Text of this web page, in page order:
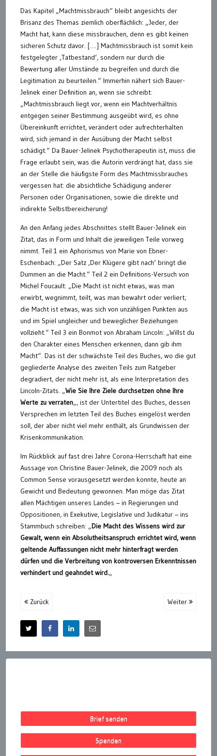
Das Kapitel „Machtmissbrauch“ bleibt angesichts der
Brisanz des Themas ziemlich oberflächlich: „Jeder, der
Macht hat, kann diese missbrauchen, denn es gibt keinen
sicheren Schutz davor. [….] Machtmissbrauch ist somit kein
festgelegter ‚Tatbestand‘, sondern nur durch die
Bewertung aller Umstände zu begreifen und durch die
Legitimation zu beurteilen.“ Immerhin nähert sich Bauer-
Jelinek einer Definition an, wenn sie schreibt:
„Machtmissbrauch liegt vor, wenn ein Machtverhältnis
entgegen seiner Bestimmung ausgeübt wird, es ohne
Übereinkunft errichtet, verändert oder aufrechterhalten
wird, sich jemand in der Ausübung der Macht selbst
schädigt.“ Da Bauer-Jelinek Psychotherapeutin ist, muss die
Frage erlaubt sein, was die Autorin verdrängt hat, dass sie
an der Stelle die häufigste Form des Machtmissbrauches
vergessen hat: die absichtliche Schädigung anderer
Personen oder Organisationen, sowie die direkte und
indirekte Selbstbereicherung!
An den Anfang jedes Abschnittes stellt Bauer-Jelinek ein
Zitat, das in Form und Inhalt die jeweiligen Teile vorweg
nimmt. Teil 1 ein Aphorismus von Marie von Ebner-
Eschenbach: „Der Satz ‚Der Klügere gibt nach‘ bringt die
Dummen an die Macht.“ Teil 2 ein Definitions-Versuch von
Michel Foucault: „Die Macht ist nicht etwas, was man
erwirbt, wegnimmt, teilt, was man bewahrt oder verliert;
die Macht ist etwas, was sich von unzähligen Punkten aus
und im Spiel ungleicher und beweglicher Beziehungen
vollzieht.“ Teil 3 ein Bonmot von Abraham Lincoln: „Willst du
den Charakter eines Menschen erkennen, dann gib ihm
Macht“. Das ist der schwächste Teil des Buches, wo die gut
gegliederte Analyse des zweiten Teils zum Ratgeber
degradiert, der nicht mehr ist, als eine Interpretation des
Lincoln-Zitats. „Wie Sie Ihre Ziele durchsetzen ohne Ihre
Werte zu verraten„, ist der Untertitel des Buches, dessen
Versprechen im letzten Teil des Buches eingelöst werden
soll, der aber nicht viel mehr enthält, als Grundwissen der
Krisenkommunikation.
Im Rückblick auf fast drei Jahre Corona-Herrschaft hat eine
Aussage von Christine Bauer-Jelinek, die 2009 noch als
Common Sense vorausgesetzt werden konnte, heute an
Gewicht und Bedeutung gewonnen. Man möge das Zitat
allen Mächtigen unseres Landes – in Regierungen und
Oppositionen, in Exekutive, Legislative und Judikatur – ins
Stammbuch schreiben: „Die Macht des Wissens wird zur
Gewalt, wenn ein Absolutheitsanspruch errichtet wird, wenn
geltende Auffassungen nicht mehr hinterfragt werden
dürfen und die Verbreitung von kontroversen Erkenntnissen
verhindert und geahndet wird.„
Zurück Weiter
Brief senden
Spenden